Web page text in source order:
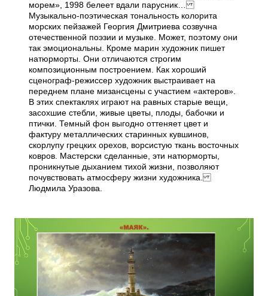
морем», 1998 белеет вдали парусник…
Музыкально-поэтическая тональность колорита
морских пейзажей Георгия Дмитриева созвучна
отечественной поэзии и музыке. Может, поэтому они
так эмоциональны. Кроме марин художник пишет
натюрморты. Они отличаются строгим
композиционным построением. Как хороший
сценограф-режиссер художник выстраивает на
переднем плане мизансцены с участием «актеров».
В этих спектаклях играют на равных старые вещи,
засохшие стебли, живые цветы, плоды, бабочки и
птички. Темный фон выгодно оттеняет цвет и
фактуру металлических старинных кувшинов,
скорлупу грецких орехов, ворсистую ткань восточных
ковров. Мастерски сделанные, эти натюрморты,
проникнутые дыханием тихой жизни, позволяют
почувствовать атмосферу жизни художника.
Людмила Уразова.